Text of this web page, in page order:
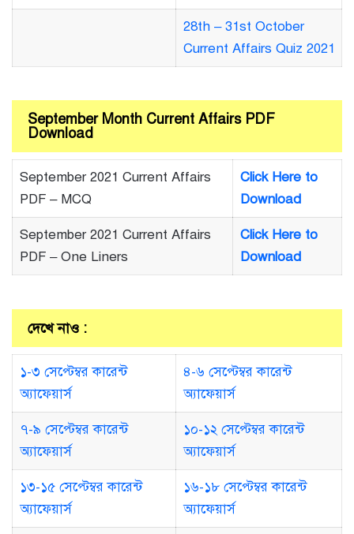
28th – 31st October
Current Affairs Quiz 2021
September Month Current Affairs PDF
Download
September 2021 Current Affairs
PDF – MCQ
Click Here to
Download
September 2021 Current Affairs
PDF – One Liners
Click Here to
Download
দেখে নাও :
১-৩ সেপ্টেম্বর কারেন্ট
অ্যাফেয়ার্স
৪-৬ সেপ্টেম্বর কারেন্ট
অ্যাফেয়ার্স
৭-৯ সেপ্টেম্বর কারেন্ট
অ্যাফেয়ার্স
১০-১২ সেপ্টেম্বর কারেন্ট
অ্যাফেয়ার্স
১৩-১৫ সেপ্টেম্বর কারেন্ট
অ্যাফেয়ার্স
১৬-১৮ সেপ্টেম্বর কারেন্ট
অ্যাফেয়ার্স